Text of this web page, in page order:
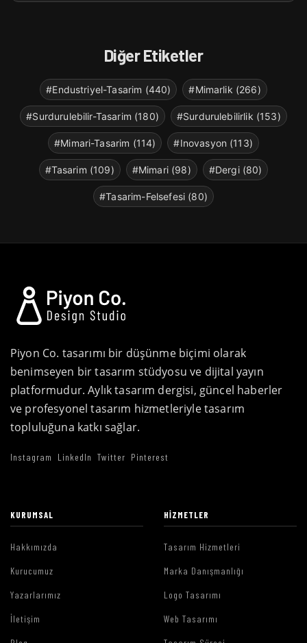
Diğer Etiketler
#Endustriyel-Tasarim (440) #Mimarlik (266)
#Surdurulebilir-Tasarim (180) #Surdurulebilirlik (153)
#Mimari-Tasarim (114) #Inovasyon (113)
#Tasarim (109) #Mimari (98) #Dergi (80)
#Tasarim-Felsefesi (80)
Piyon Co. tasarımı bir düşünme biçimi olarak
benimseyen bir tasarım stüdyosu ve dijital yayın
platformudur. Aylık tasarım dergisi, güncel haberler
ve profesyonel tasarım hizmetleriyle tasarım
topluluğuna katkı sağlar.
Instagram LinkedIn Twitter Pinterest
KURUMSAL
Hakkımızda
Kurucumuz
Yazarlarımız
İletişim
HIZMETLER
Tasarım Hizmetleri
Marka Danışmanlığı
Logo Tasarımı
Web Tasarımı